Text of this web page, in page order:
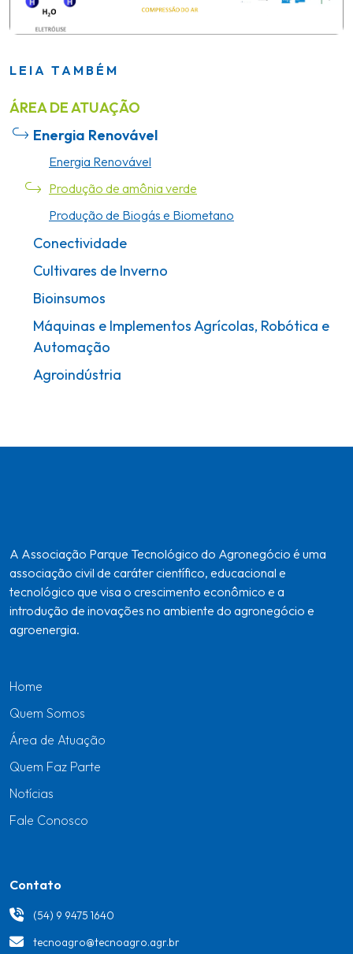
LEIA TAMBÉM
ÁREA DE ATUAÇÃO
Energia Renovável
Energia Renovável
Produção de amônia verde
Produção de Biogás e Biometano
Conectividade
Cultivares de Inverno
Bioinsumos
Máquinas e Implementos Agrícolas, Robótica e
Automação
Agroindústria
A Associação Parque Tecnológico do Agronegócio é uma
associação civil de caráter científico, educacional e
tecnológico que visa o crescimento econômico e a
introdução de inovações no ambiente do agronegócio e
agroenergia.
Home
Quem Somos
Área de Atuação
Quem Faz Parte
Notícias
Fale Conosco
Contato
(54) 9 9475 1640
tecnoagro@tecnoagro.agr.br